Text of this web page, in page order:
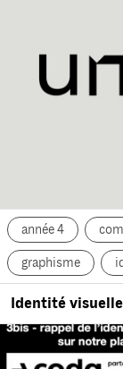
année 4
graphisme
Identité